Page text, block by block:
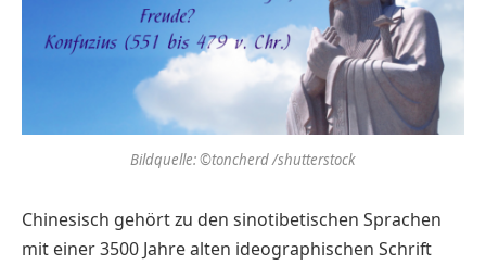
Bildquelle: ©toncherd /shutterstock
Chinesisch gehört zu den sinotibetischen Sprachen
mit einer 3500 Jahre alten ideographischen Schrift